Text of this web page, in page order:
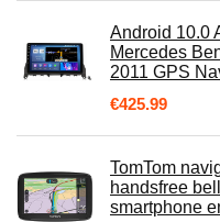
Android 10.0
Mercedes
2011 GPS
€425.99
TomTom
handsfree
smartphone